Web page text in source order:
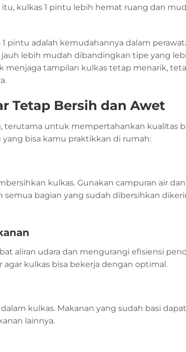
kulkas 1 pintu lebih hemat ruang dan
pintu adalah kemudahannya dalam
lebih mudah dibandingkan tipe yang
tampilan kulkas tetap menarik,
Tetap Bersih dan Awet
untuk mempertahankan kualitas
bisa kamu praktikkan di rumah:
kulkas. Gunakan campuran air
bagian yang sudah dibersihkan
aliran udara dan mengurangi efisiensi
kulkas bisa bekerja dengan optimal.
kulkas. Makanan yang sudah basi
lainnya.